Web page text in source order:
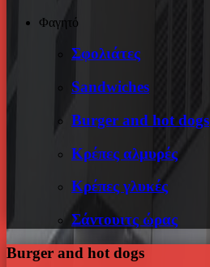
Φαγητό
Σφολιάτες
Sandwiches
Burger and hot dogs
Κρέπες αλμυρές
Κρέπες γλυκές
Σάντουιτς ώρας
Burger and hot dogs